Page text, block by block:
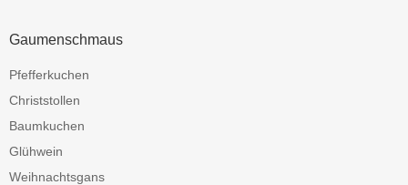
Gaumenschmaus
Pfefferkuchen
Christstollen
Baumkuchen
Glühwein
Weihnachtsgans